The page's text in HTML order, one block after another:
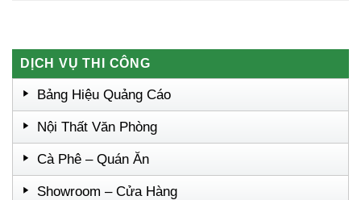
DỊCH VỤ THI CÔNG
Bảng Hiệu Quảng Cáo
Nội Thất Văn Phòng
Cà Phê – Quán Ăn
Showroom – Cửa Hàng